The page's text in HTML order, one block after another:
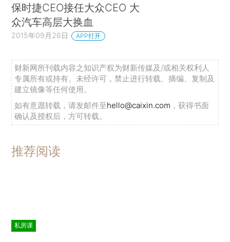
保时捷CEO接任大众CEO 大
众汽车高层大换血
2015年09月26日 APP打开
财新网所刊载内容之知识产权为财新传媒及/或相关权利人
专属所有或持有。未经许可，禁止进行转载、摘编、复制及
建立镜像等任何使用。
如有意愿转载，请发邮件至hello@caixin.com ，获得书面
确认及授权后，方可转载。
推荐阅读
私房课